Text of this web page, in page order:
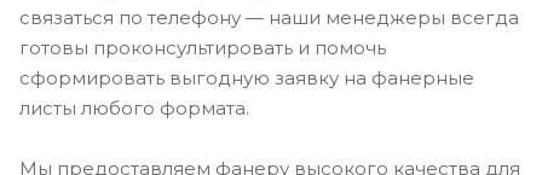
связаться по телефону — наши менеджеры всегда
готовы проконсультировать и помочь
сформировать выгодную заявку на фанерные
листы любого формата.
Мы предоставляем фанеру высокого качества для